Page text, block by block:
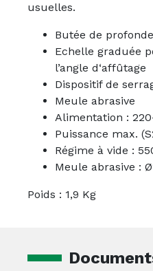
usuelles.
Butée de
Echelle graduée
l’angle d‘affûtage
Dispositif de
Meule abrasive
Alimentation :
Puissance max.
Régime à vide :
Meule abrasive :
Poids : 1,9 Kg